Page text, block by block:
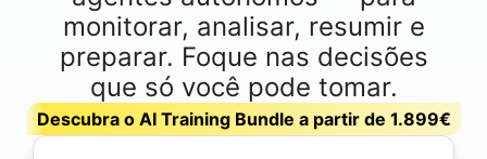
monitorar, analisar, resumir e
preparar. Foque nas decisões
que só você pode tomar.
Descubra o AI Training Bundle a partir de 1.899€